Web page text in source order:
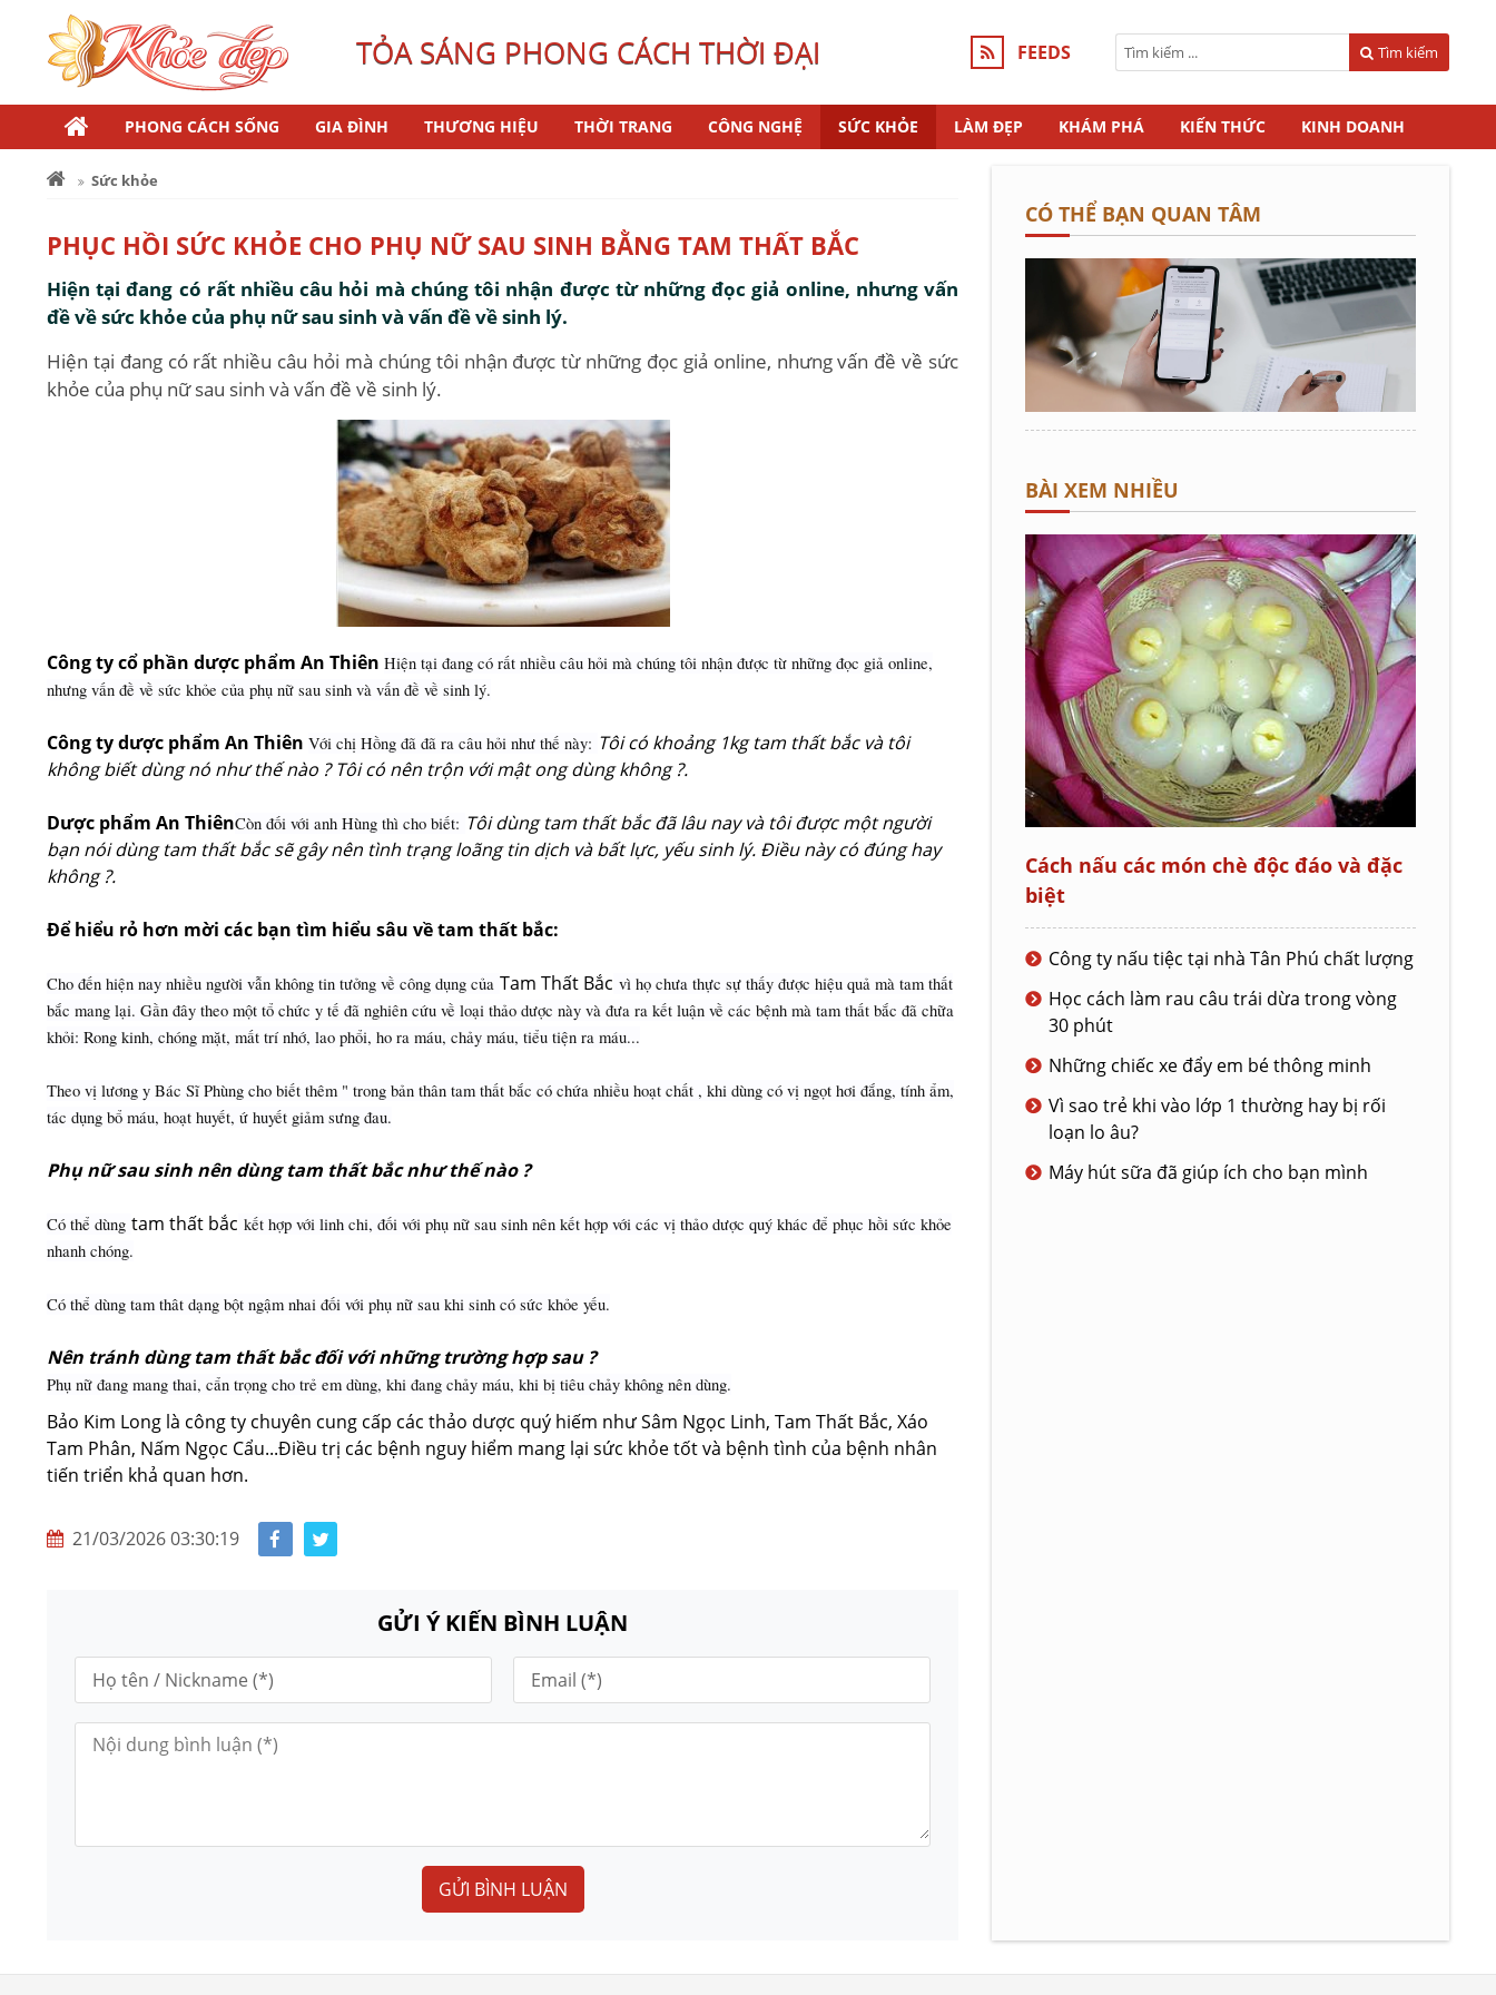
TỎA SÁNG PHONG CÁCH THỜI ĐẠI FEEDS Tìm kiếm
PHONG CÁCH SỐNG GIA ĐÌNH THƯƠNG HIỆU THỜI TRANG CÔNG NGHỆ SỨC KHỎE LÀM ĐẸP KHÁM PHÁ KIẾN THỨC KINH DOANH
Sức khỏe
PHỤC HỒI SỨC KHỎE CHO PHỤ NỮ SAU SINH BẰNG TAM THẤT BẮC
Hiện tại đang có rất nhiều câu hỏi mà chúng tôi nhận được từ những đọc giả online, nhưng vấn
đề về sức khỏe của phụ nữ sau sinh và vấn đề về sinh lý.
Hiện tại đang có rất nhiều câu hỏi mà chúng tôi nhận được từ những đọc giả online, nhưng vấn đề về sức
khỏe của phụ nữ sau sinh và vấn đề về sinh lý.
Công ty cổ phần dược phẩm An Thiên Hiện tại đang có rất nhiều câu hỏi mà chúng tôi nhận được từ những đọc giả online,
nhưng vấn đề về sức khỏe của phụ nữ sau sinh và vấn đề về sinh lý.
Công ty dược phẩm An Thiên Với chị Hồng đã đã ra câu hỏi như thế này: Tôi có khoảng 1kg tam thất bắc và tôi
không biết dùng nó như thế nào ? Tôi có nên trộn với mật ong dùng không ?.
Dược phẩm An ThiênCòn đối với anh Hùng thì cho biết: Tôi dùng tam thất bắc đã lâu nay và tôi được một người
bạn nói dùng tam thất bắc sẽ gây nên tình trạng loãng tin dịch và bất lực, yếu sinh lý. Điều này có đúng hay
không ?.
Để hiểu rỏ hơn mời các bạn tìm hiểu sâu về tam thất bắc:
Cho đến hiện nay nhiều người vẫn không tin tưởng về công dụng của Tam Thất Bắc vì họ chưa thực sự thấy được hiệu quả mà tam thất
bắc mang lại. Gần đây theo một tổ chức y tế đã nghiên cứu về loại thảo dược này và đưa ra kết luận về các bệnh mà tam thất bắc đã chữa
khỏi: Rong kinh, chóng mặt, mất trí nhớ, lao phổi, ho ra máu, chảy máu, tiểu tiện ra máu...
Theo vị lương y Bác Sĩ Phùng cho biết thêm " trong bản thân tam thất bắc có chứa nhiều hoạt chất , khi dùng có vị ngọt hơi đắng, tính ẩm,
tác dụng bổ máu, hoạt huyết, ứ huyết giảm sưng đau.
Phụ nữ sau sinh nên dùng tam thất bắc như thế nào ?
Có thể dùng tam thất bắc kết hợp với linh chi, đối với phụ nữ sau sinh nên kết hợp với các vị thảo dược quý khác để phục hồi sức khỏe
nhanh chóng.
Có thể dùng tam thât dạng bột ngậm nhai đối với phụ nữ sau khi sinh có sức khỏe yếu.
Nên tránh dùng tam thất bắc đối với những trường hợp sau ?
Phụ nữ đang mang thai, cẩn trọng cho trẻ em dùng, khi đang chảy máu, khi bị tiêu chảy không nên dùng.
Bảo Kim Long là công ty chuyên cung cấp các thảo dược quý hiếm như Sâm Ngọc Linh, Tam Thất Bắc, Xáo
Tam Phân, Nấm Ngọc Cẩu...Điều trị các bệnh nguy hiểm mang lại sức khỏe tốt và bệnh tình của bệnh nhân
tiến triển khả quan hơn.
21/03/2026 03:30:19
GỬI Ý KIẾN BÌNH LUẬN
GỬI BÌNH LUẬN
CÓ THỂ BẠN QUAN TÂM
BÀI XEM NHIỀU
Cách nấu các món chè độc đáo và đặc
biệt
Công ty nấu tiệc tại nhà Tân Phú chất lượng
Học cách làm rau câu trái dừa trong vòng
30 phút
Những chiếc xe đẩy em bé thông minh
Vì sao trẻ khi vào lớp 1 thường hay bị rối
loạn lo âu?
Máy hút sữa đã giúp ích cho bạn mình